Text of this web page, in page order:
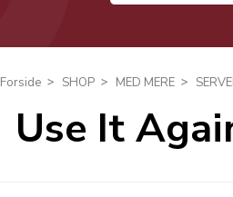
Forside SHOP MED MERE
Use It